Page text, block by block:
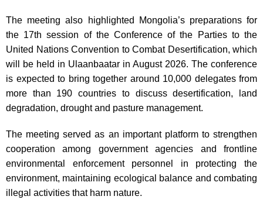
The meeting also highlighted Mongolia’s preparations for
the 17th session of the Conference of the Parties to the
United Nations Convention to Combat Desertification, which
will be held in Ulaanbaatar in August 2026. The conference
is expected to bring together around 10,000 delegates from
more than 190 countries to discuss desertification, land
degradation, drought and pasture management.
The meeting served as an important platform to strengthen
cooperation among government agencies and frontline
environmental enforcement personnel in protecting the
environment, maintaining ecological balance and combating
illegal activities that harm nature.